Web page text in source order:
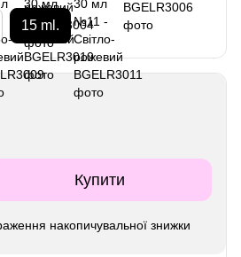
15 ml.
Купити
накопичувальної знижки